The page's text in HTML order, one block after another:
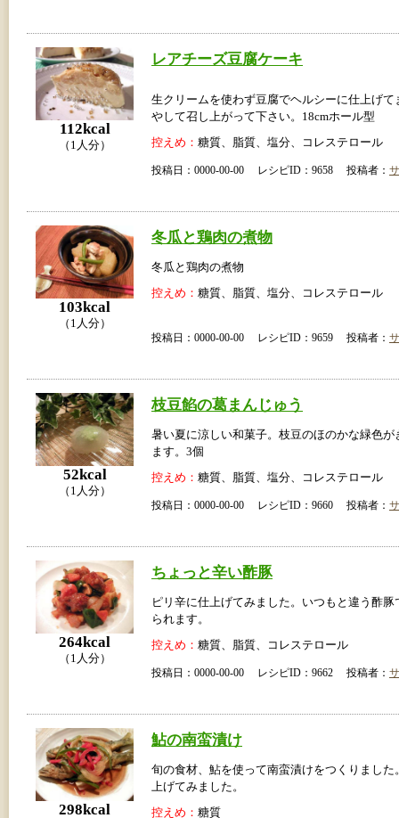
112kcal
（1人分）
レアチーズ豆腐ケーキ
生クリームを使わず豆腐でヘルシーに仕上げて
やして召し上がって下さい。18cmホール型
控えめ： 糖質、脂質、塩分、コレステロール
投稿日：0000-00-00 レシピID：9658 投稿者：
103kcal
（1人分）
冬瓜と鶏肉の煮物
冬瓜と鶏肉の煮物
控えめ： 糖質、脂質、塩分、コレステロール
投稿日：0000-00-00 レシピID：9659 投稿者：
52kcal
（1人分）
枝豆餡の葛まんじゅう
暑い夏に涼しい和菓子。枝豆のほのかな緑色が
ます。3個
控えめ： 糖質、脂質、塩分、コレステロール
投稿日：0000-00-00 レシピID：9660 投稿者：
264kcal
（1人分）
ちょっと辛い酢豚
ピリ辛に仕上げてみました。いつもと違う酢豚
られます。
控えめ： 糖質、脂質、コレステロール
投稿日：0000-00-00 レシピID：9662 投稿者：
298kcal
鮎の南蛮漬け
旬の食材、鮎を使って南蛮漬けをつくりました
上げてみました。
控えめ： 糖質